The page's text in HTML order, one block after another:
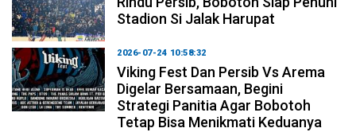
Stadion Si Jalak Harupat
2026-07-24 10:58:32
Viking Fest Dan Persib Vs Arema
Digelar Bersamaan, Begini
Strategi Panitia Agar Bobotoh
Tetap Bisa Menikmati Keduanya